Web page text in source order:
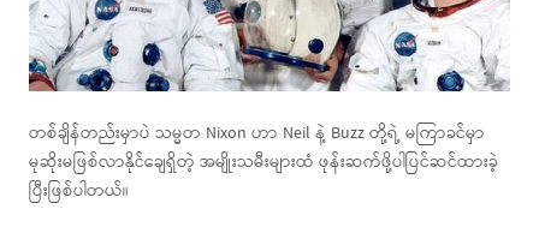
တစ်ချိန်တည်းမှာပဲ သမ္မတ Nixon ဟာ Neil နဲ့ Buzz တို့ရဲ့ မကြာခင်မှာ
မုဆိုးမဖြစ်လာနိုင်ချေရှိတဲ့ အမျိုးသမီးများထံ ဖုန်းဆက်ဖို့ပါပြင်ဆင်ထားခဲ့
ပြီးဖြစ်ပါတယ်။